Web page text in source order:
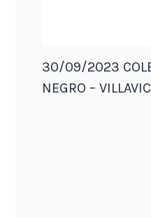
30/09/2023
NEGRO –